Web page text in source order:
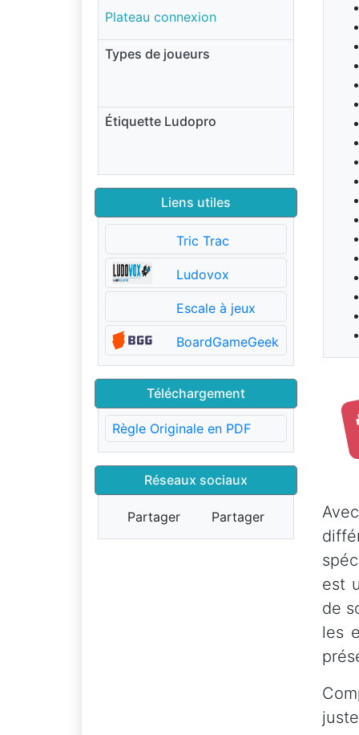
Plateau connexion
Types de joueurs
Étiquette Ludopro
Liens utiles
Tric Trac
Ludovox
Escale à jeux
BoardGameGeek
Téléchargement
Règle Originale en PDF
Réseaux sociaux
Partager Partager
est
de
les